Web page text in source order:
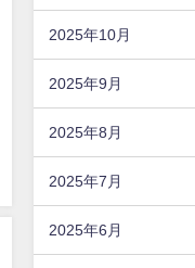
2025年10月
2025年9月
2025年8月
2025年7月
2025年6月